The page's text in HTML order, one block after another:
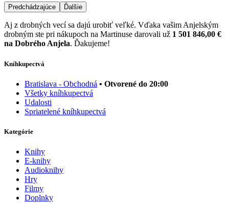
Predchádzajúce Ďalšie
Aj z drobných vecí sa dajú urobiť veľké. Vďaka vašim Anjelským
drobným ste pri nákupoch na Martinuse darovali už 1 501 846,00 €
na Dobrého Anjela. Ďakujeme!
Kníhkupectvá
Bratislava - Obchodná • Otvorené do 20:00
Všetky kníhkupectvá
Udalosti
Spriatelené kníhkupectvá
Kategórie
Knihy
E-knihy
Audioknihy
Hry
Filmy
Doplnky